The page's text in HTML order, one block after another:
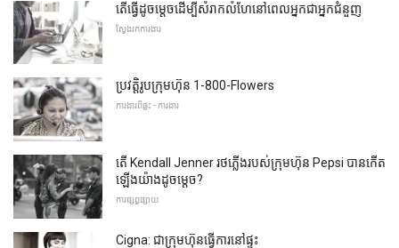
តើធ្វើដូចម្តេចដើម្បីសំរាកលំហែនៅពេលអ្នកជាអ្នកជំនួញ
ស្វែងរកការងារ
ប្រវត្តិរូបក្រុមហ៊ុន 1-800-Flowers
ការងារពីផ្ទះ - ការងារ
តើ Kendall Jenner រថភ្លើងរបស់ក្រុមហ៊ុន Pepsi បានកើត
ឡើងយ៉ាងដូចម្តេច?
ការផ្សព្វផ្សាយ
Cigna: ជាក្រុមហ៊ុនធ្វើការនៅផ្ទះ